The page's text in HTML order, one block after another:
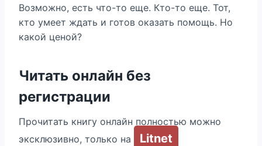
Возможно, есть что-то еще. Кто-то еще. Тот,
кто умеет ждать и готов оказать помощь. Но
какой ценой?
Читать онлайн без
регистрации
Прочитать книгу онлайн полностью можно
эксклюзивно, только на
Litnet